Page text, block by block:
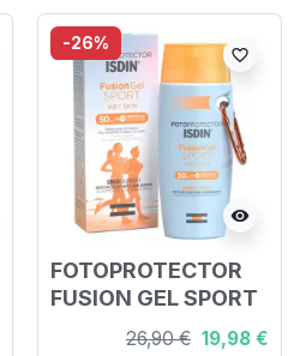
-26%
visibility
favorite_border
FOTOPROTECTOR
FUSION GEL SPORT
50+ 100 ML
26,90 € 19,98 €